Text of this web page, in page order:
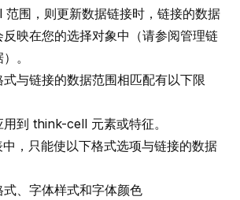
围，则更新数据链接时，链接的数据
映在您的选择对象中（请参阅管理链
）。
与链接的数据范围相匹配有以下限
用到 think-cell 元素或特征。
中，只能使以下格式选项与链接的数据
、字体样式和字体颜色